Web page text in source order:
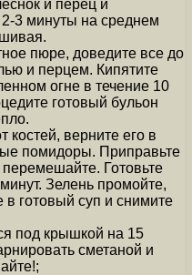
и перец и
3 минуты на среднем
пюре, доведите все до
и перцем. Кипятите
огне в течение 10
готовый бульон
костей, верните его в
помидоры. Приправьте
Готовьте
Зелень промойте,
в готовый суп и снимите
под крышкой на 15
сметаной и